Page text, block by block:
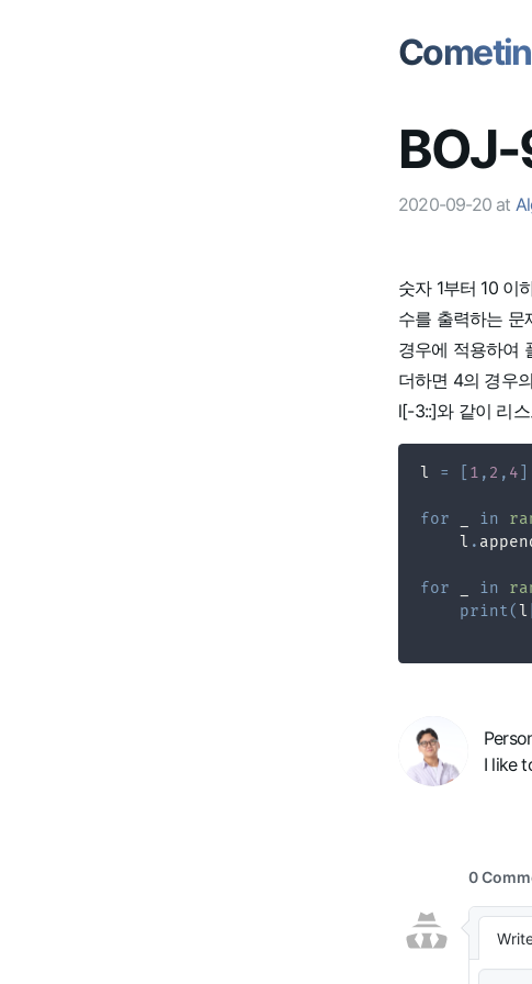
2020-09-20 at
숫자 1부터 10 이
수를 출력하는 문
경우에 적용하여
더하면 4의 경우
l[-3::]와 같이 리
l = 1 , 2 , 4
for in
    l
.
for in
print(l
I like